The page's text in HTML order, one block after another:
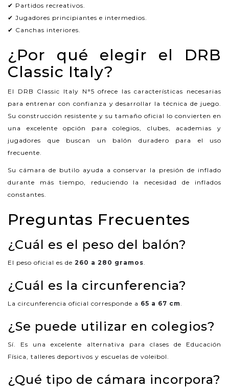
✔ Partidos recreativos.
✔ Jugadores principiantes e intermedios.
✔ Canchas interiores.
¿Por qué elegir el DRB
Classic Italy?
El DRB Classic Italy N°5 ofrece las características necesarias
para entrenar con confianza y desarrollar la técnica de juego.
Su construcción resistente y su tamaño oficial lo convierten en
una excelente opción para colegios, clubes, academias y
jugadores que buscan un balón duradero para el uso
frecuente.
Su cámara de butilo ayuda a conservar la presión de inflado
durante más tiempo, reduciendo la necesidad de inflados
constantes.
Preguntas Frecuentes
¿Cuál es el peso del balón?
El peso oficial es de 260 a 280 gramos.
¿Cuál es la circunferencia?
La circunferencia oficial corresponde a 65 a 67 cm.
¿Se puede utilizar en colegios?
Sí. Es una excelente alternativa para clases de Educación
Física, talleres deportivos y escuelas de voleibol.
¿Qué tipo de cámara incorpora?